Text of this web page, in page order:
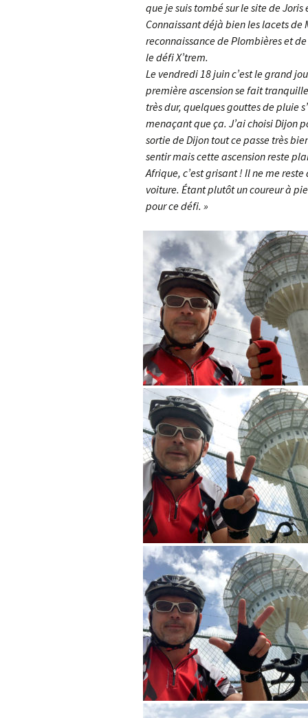
que je suis tombé sur le site de
Connaissant déjà bien les lacets de
reconnaissance de Plombières et
le défi X’trem.
Le vendredi 18 juin c’est le grand
première ascension se fait
très dur, quelques gouttes de pluie
menaçant que ça. J’ai choisi Dijon
sortie de Dijon tout ce passe très
sentir mais cette ascension reste
Afrique, c’est grisant ! Il ne me
voiture. Étant plutôt un coureur à
pour ce défi. »